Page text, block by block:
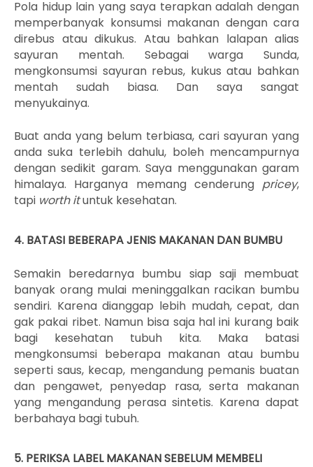
Pola hidup lain yang saya terapkan adalah dengan
memperbanyak konsumsi makanan dengan cara
direbus atau dikukus. Atau bahkan lalapan alias
sayuran mentah. Sebagai warga Sunda,
mengkonsumsi sayuran rebus, kukus atau bahkan
mentah sudah biasa. Dan saya sangat
menyukainya.
Buat anda yang belum terbiasa, cari sayuran yang
anda suka terlebih dahulu, boleh mencampurnya
dengan sedikit garam. Saya menggunakan garam
himalaya. Harganya memang cenderung pricey,
tapi worth ituntuk kesehatan.
4. BATASI BEBERAPA JENIS MAKANAN DAN BUMBU
Semakin beredarnya bumbu siap saji membuat
banyak orang mulai meninggalkan racikan bumbu
sendiri. Karena dianggap lebih mudah, cepat, dan
gak pakai ribet. Namun bisa saja hal ini kurang baik
bagi kesehatan tubuh kita. Maka batasi
mengkonsumsi beberapa makanan atau bumbu
seperti saus, kecap, mengandung pemanis buatan
dan pengawet, penyedap rasa, serta makanan
yang mengandung perasa sintetis. Karena dapat
berbahaya bagi tubuh.
5. PERIKSA LABEL MAKANAN SEBELUM MEMBELI